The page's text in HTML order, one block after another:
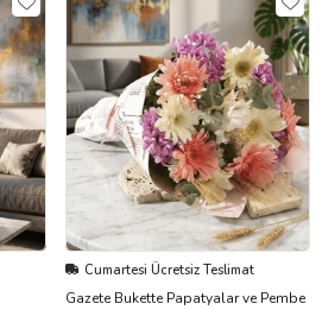
Cumartesi Ücretsiz Teslimat
Gazete Bukette Papatyalar ve Pembe